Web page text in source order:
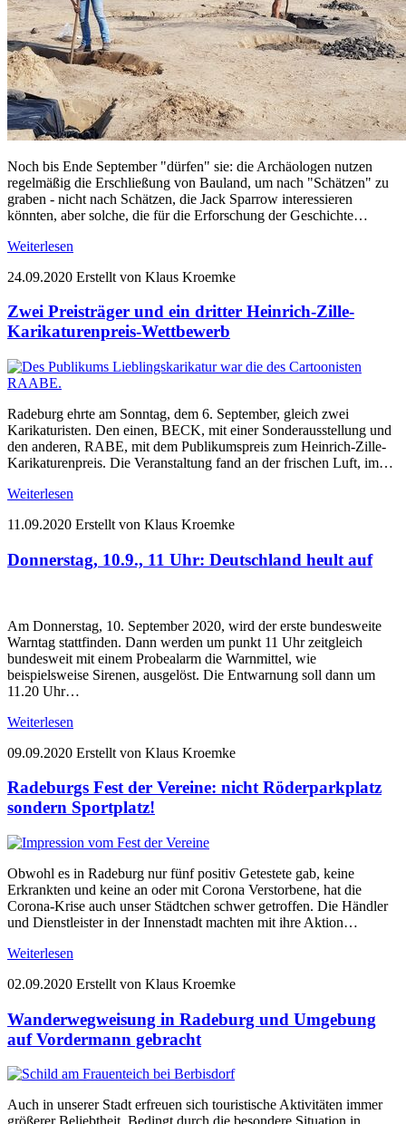
Noch bis Ende September "dürfen" sie: die Archäologen nutzen
regelmäßig die Erschließung von Bauland, um nach "Schätzen" zu
graben - nicht nach Schätzen, die Jack Sparrow interessieren
könnten, aber solche, die für die Erforschung der Geschichte…
Weiterlesen
24.09.2020 Erstellt von Klaus Kroemke
Zwei Preisträger und ein dritter Heinrich-Zille-
Karikaturenpreis-Wettbewerb
Radeburg ehrte am Sonntag, dem 6. September, gleich zwei
Karikaturisten. Den einen, BECK, mit einer Sonderausstellung und
den anderen, RABE, mit dem Publikumspreis zum Heinrich-Zille-
Karikaturenpreis. Die Veranstaltung fand an der frischen Luft, im…
Weiterlesen
11.09.2020 Erstellt von Klaus Kroemke
Donnerstag, 10.9., 11 Uhr: Deutschland heult auf
Am Donnerstag, 10. September 2020, wird der erste bundesweite
Warntag stattfinden. Dann werden um punkt 11 Uhr zeitgleich
bundesweit mit einem Probealarm die Warnmittel, wie
beispielsweise Sirenen, ausgelöst. Die Entwarnung soll dann um
11.20 Uhr…
Weiterlesen
09.09.2020 Erstellt von Klaus Kroemke
Radeburgs Fest der Vereine: nicht Röderparkplatz
sondern Sportplatz!
Obwohl es in Radeburg nur fünf positiv Getestete gab, keine
Erkrankten und keine an oder mit Corona Verstorbene, hat die
Corona-Krise auch unser Städtchen schwer getroffen. Die Händler
und Dienstleister in der Innenstadt machten mit ihre Aktion…
Weiterlesen
02.09.2020 Erstellt von Klaus Kroemke
Wanderwegweisung in Radeburg und Umgebung
auf Vordermann gebracht
Auch in unserer Stadt erfreuen sich touristische Aktivitäten immer